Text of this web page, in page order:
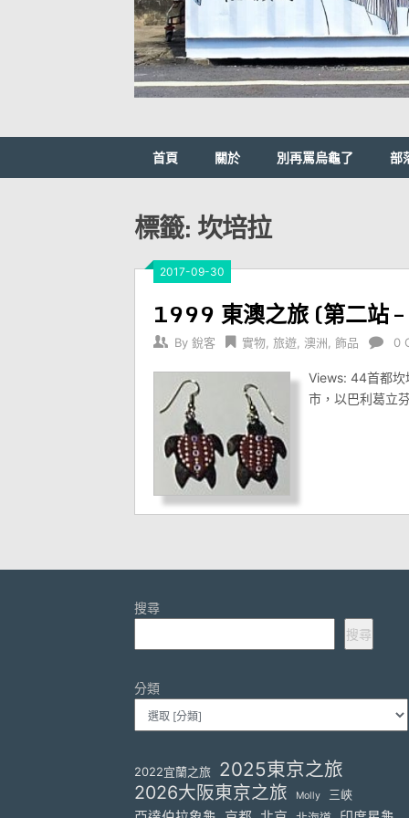
首頁 關於 別再罵烏龜了 部
標籤:坎培拉
2017-09-30
1999 東澳之旅 (第二站
By 銳客 實物 旅遊 澳洲 飾品 0
Views: 44首都坎
市，以巴利葛立
搜尋
搜尋
分類
2022宜蘭之旅 2025東京之旅
2026大阪東京之旅 Molly 三峽